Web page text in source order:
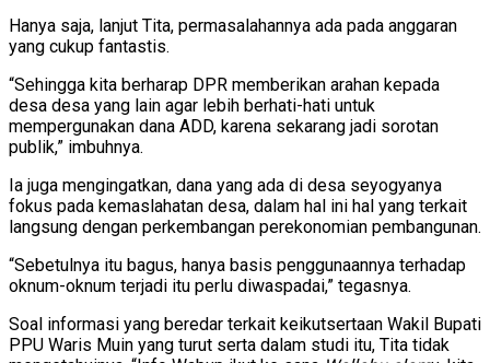
Hanya saja, lanjut Tita, permasalahannya ada pada anggaran
yang cukup fantastis.
“Sehingga kita berharap DPR memberikan arahan kepada
desa desa yang lain agar lebih berhati-hati untuk
mempergunakan dana ADD, karena sekarang jadi sorotan
publik,” imbuhnya.
Ia juga mengingatkan, dana yang ada di desa seyogyanya
fokus pada kemaslahatan desa, dalam hal ini hal yang terkait
langsung dengan perkembangan perekonomian pembangunan.
“Sebetulnya itu bagus, hanya basis penggunaannya terhadap
oknum-oknum terjadi itu perlu diwaspadai,” tegasnya.
Soal informasi yang beredar terkait keikutsertaan Wakil Bupati
PPU Waris Muin yang turut serta dalam studi itu, Tita tidak